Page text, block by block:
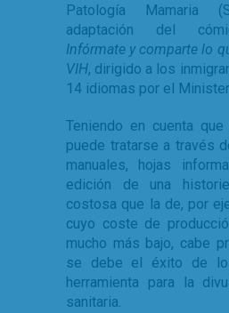
Patología Mamaria
adaptación del
Infórmate y comparte lo
VIH, dirigido a los
14 idiomas por el
Teniendo en cuenta
puede tratarse a través
manuales, hojas
edición de una
costosa que la de, por
cuyo coste de
mucho más bajo, cabe
se debe el éxito de
herramienta para la
sanitaria.